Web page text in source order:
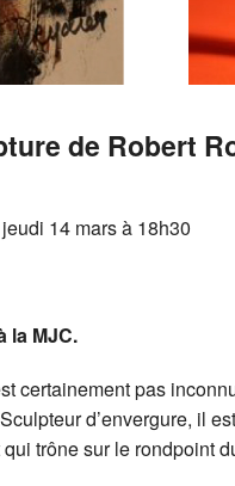
de Robert
14 mars à 18h30
la MJC.
certainement pas
d’envergure, il
trône sur le rondpoint